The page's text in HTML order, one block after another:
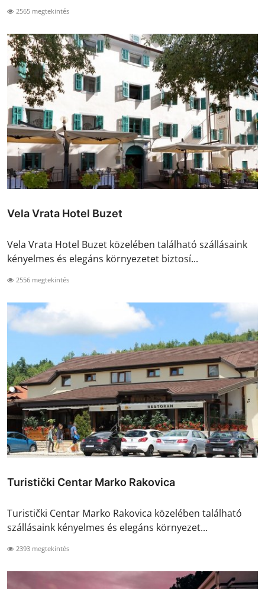
2565 megtekintés
Vela Vrata Hotel Buzet
Vela Vrata Hotel Buzet közelében található szállásaink
kényelmes és elegáns környezetet biztosí...
2556 megtekintés
Turistički Centar Marko Rakovica
Turistički Centar Marko Rakovica közelében található
szállásaink kényelmes és elegáns környezet...
2393 megtekintés